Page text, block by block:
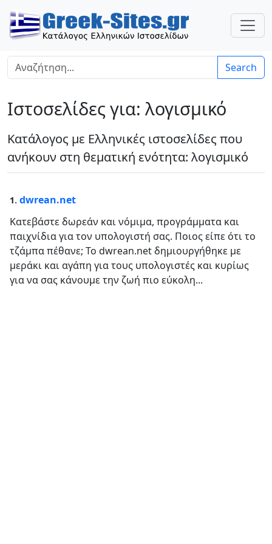
Search
Ιστοσελίδες για: λογισμικό
Κατάλογος με Ελληνικές ιστοσελίδες που
ανήκουν στη θεματική ενότητα: λογισμικό
1. dwrean.net
Κατεβάστε δωρεάν και νόμιμα, προγράμματα και
παιχνίδια για τον υπολογιστή σας. Ποιος είπε ότι το
τζάμπα πέθανε; Το dwrean.net δημιουργήθηκε με
μεράκι και αγάπη για τους υπολογιστές και κυρίως
για να σας κάνουμε την ζωή πιο εύκολη...